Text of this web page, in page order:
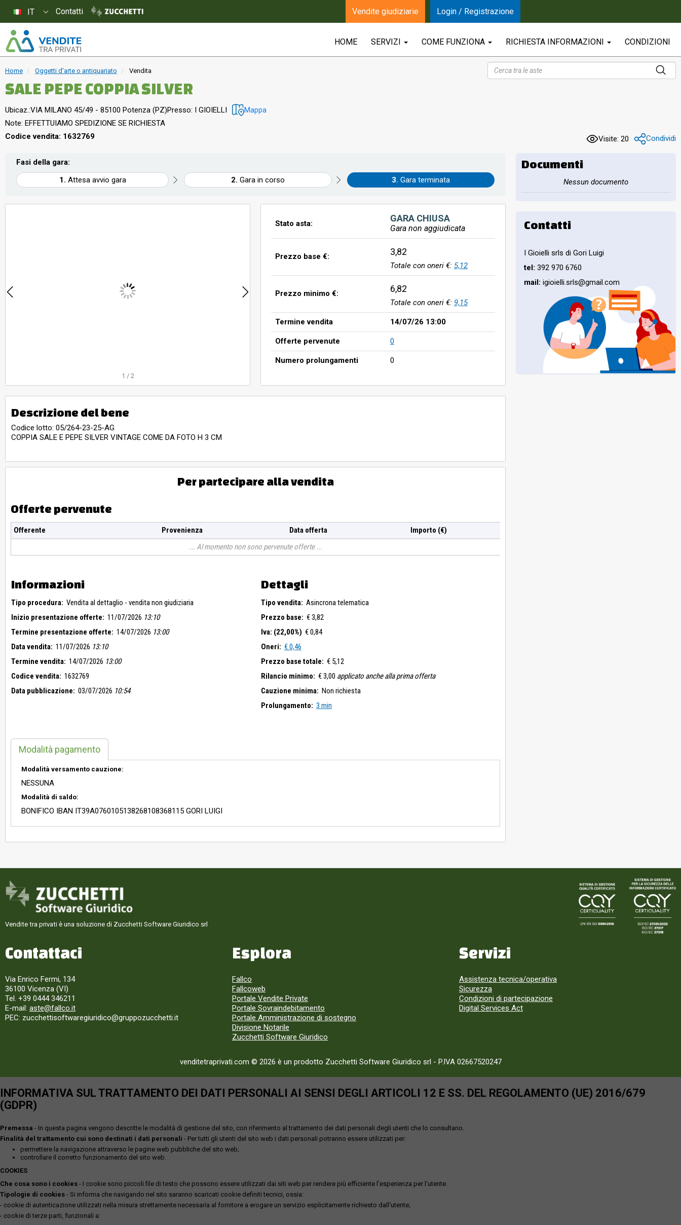
HOME SERVIZI COME FUNZIONA RICHIESTA INFORMAZIONI CONDIZIONI
Home Oggetti d'arte o antiquariato Vendita
SALE PEPE COPPIA SILVER
Ubicaz.:VIA MILANO 45/49 - 85100 Potenza (PZ)Presso: I GIOIELLI Mappa
Note: EFFETTUIAMO SPEDIZIONE SE RICHIESTA
Codice vendita: 1632769
Visite: 20 Condividi
Fasi della gara:
Attesa avvio gara
Gara in corso Gara terminata
1 / 2
Stato asta: GARA CHIUSA
Gara non aggiudicata
Prezzo base €: 3,82
Totale con oneri €: 5,12
Prezzo minimo €: 6,82
Totale con oneri €: 9,15
Termine vendita 14/07/26 13:00
Offerte pervenute 0
Numero prolungamenti 0
Descrizione del bene
Codice lotto: 05/264-23-25-AG
COPPIA SALE E PEPE SILVER VINTAGE COME DA FOTO H 3 CM
Per partecipare alla vendita
Offerte pervenute
Offerente Provenienza Data offerta
Importo (€)
Al momento non sono pervenute offerte
Informazioni
Tipo procedura: Vendita al dettaglio - vendita non giudiziaria
Inizio presentazione offerte: 11/07/2026 13:10
Termine presentazione offerte: 14/07/2026 13:00
Data vendita: 11/07/2026 13:10
Termine vendita: 14/07/2026 13:00
Codice vendita: 1632769
Data pubblicazione: 03/07/2026 10:54
Dettagli
Tipo vendita: Asincrona telematica
Prezzo base: € 3,82
Iva: (22,00%) € 0,84
Oneri: € 0,46
Prezzo base totale: € 5,12
Rilancio minimo: € 3,00 applicato anche alla prima offerta
Cauzione minima: Non richiesta
Prolungamento: 3 min
Modalità pagamento
Modalità versamento cauzione:
NESSUNA
Modalità di saldo:
BONIFICO IBAN IT39A0760105138268108368115 GORI LUIGI
Documenti
Nessun documento
Contatti
I Gioielli srls di Gori Luigi
tel: 392 970 6760
mail: igioielli.srls@gmail.com
Vendite tra privati è una soluzione di Zucchetti Software Giuridico srl
Contattaci
Via Enrico Fermi, 134
36100 Vicenza (VI)
Tel. +39 0444 346211
E-mail: aste@fallco.it
PEC: zucchettisoftwaregiuridico@gruppozucchetti.it
Esplora
Fallco
Fallcoweb
Portale Vendite Private
Portale Sovraindebitamento
Portale Amministrazione di sostegno
Divisione Notarile
Zucchetti Software Giuridico
Servizi
Assistenza tecnica/operativa
Sicurezza
Condizioni di partecipazione
Digital Services Act
venditetraprivati.com © 2026 è un prodotto Zucchetti Software Giuridico srl - P.IVA 02667520247
IT Contatti Vendite giudiziarie Login / Registrazione
INFORMATIVA SUL TRATTAMENTO DEI DATI PERSONALI AI SENSI DEGLI ARTICOLI 12 E SS. DEL REGOLAMENTO (UE) 2016/679
(GDPR)
Premessa - In questa pagina vengono descritte le modalità di gestione del sito, con riferimento al trattamento dei dati personali degli utenti che lo consultano.
Finalità del trattamento cui sono destinati i dati personali - Per tutti gli utenti del sito web i dati personali potranno essere utilizzati per:
permettere la navigazione attraverso le pagine web pubbliche del sito web;
controllare il corretto funzionamento del sito web.
COOKIES
Che cosa sono i cookies - I cookie sono piccoli file di testo che possono essere utilizzati dai siti web per rendere più efficiente l'esperienza per l'utente.
Tipologie di cookies - Si informa che navigando nel sito saranno scaricati cookie definiti tecnici, ossia:
- cookie di autenticazione utilizzati nella misura strettamente necessaria al fornitore a erogare un servizio esplicitamente richiesto dall'utente;
- cookie di terze parti, funzionali a: